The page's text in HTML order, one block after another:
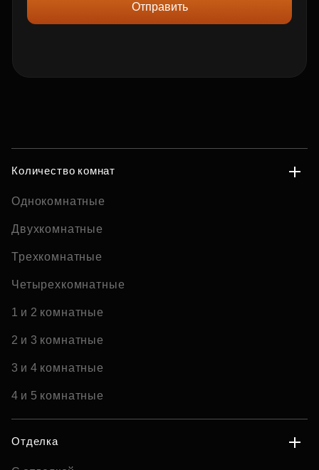
Отправить
Количество комнат
Однокомнатные
Двухкомнатные
Трехкомнатные
Четырехкомнатные
1 и 2 комнатные
2 и 3 комнатные
3 и 4 комнатные
4 и 5 комнатные
Отделка